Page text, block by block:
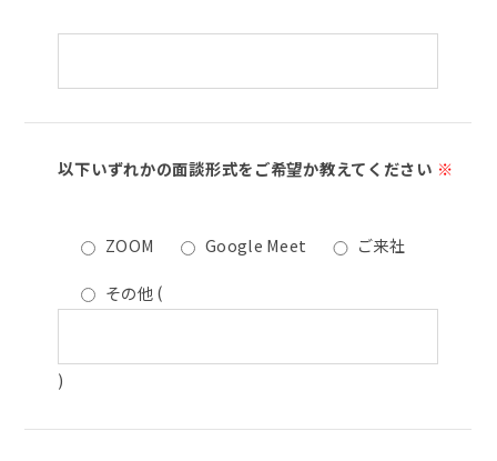
以下いずれかの面談形式をご希望か教えてください ※
ZOOM Google Meet ご来社
その他(
)